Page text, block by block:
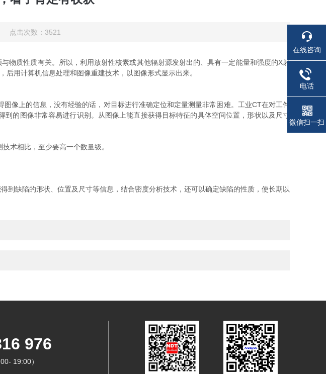
点击次数：3521
物质性质有关。所以，利用放射性核素或其他辐射源发射出的、具有一定能量和强度的X射
用计算机信息处理和图像重建技术，以图像形式显示出来。
上的信息，没有经验的话，对目标进行准确定位和定量测量非常困难。工业CT在对工件
的图像非常容易进行识别。从图像上能直接获得目标特征的具体空间位置，形状以及尺寸
术相比，至少要高一个数量级。
缺陷的形状、位置及尺寸等信息，结合密度分析技术，还可以确定缺陷的性质，使长期以
976
19:00）
在线咨询
电话
微信扫一扫